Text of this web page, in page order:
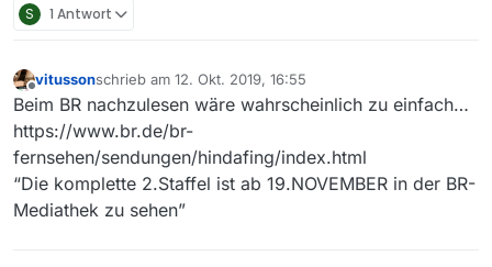
S 1 Antwort
Offline
vitussonschrieb am 12. Okt. 2019, 16:55
zuletzt editiert von
Beim BR nachzulesen wäre wahrscheinlich zu einfach…
https://www.br.de/br-
fernsehen/sendungen/hindafing/index.html
“Die komplette 2.Staffel ist ab 19.NOVEMBER in der BR-
Mediathek zu sehen”